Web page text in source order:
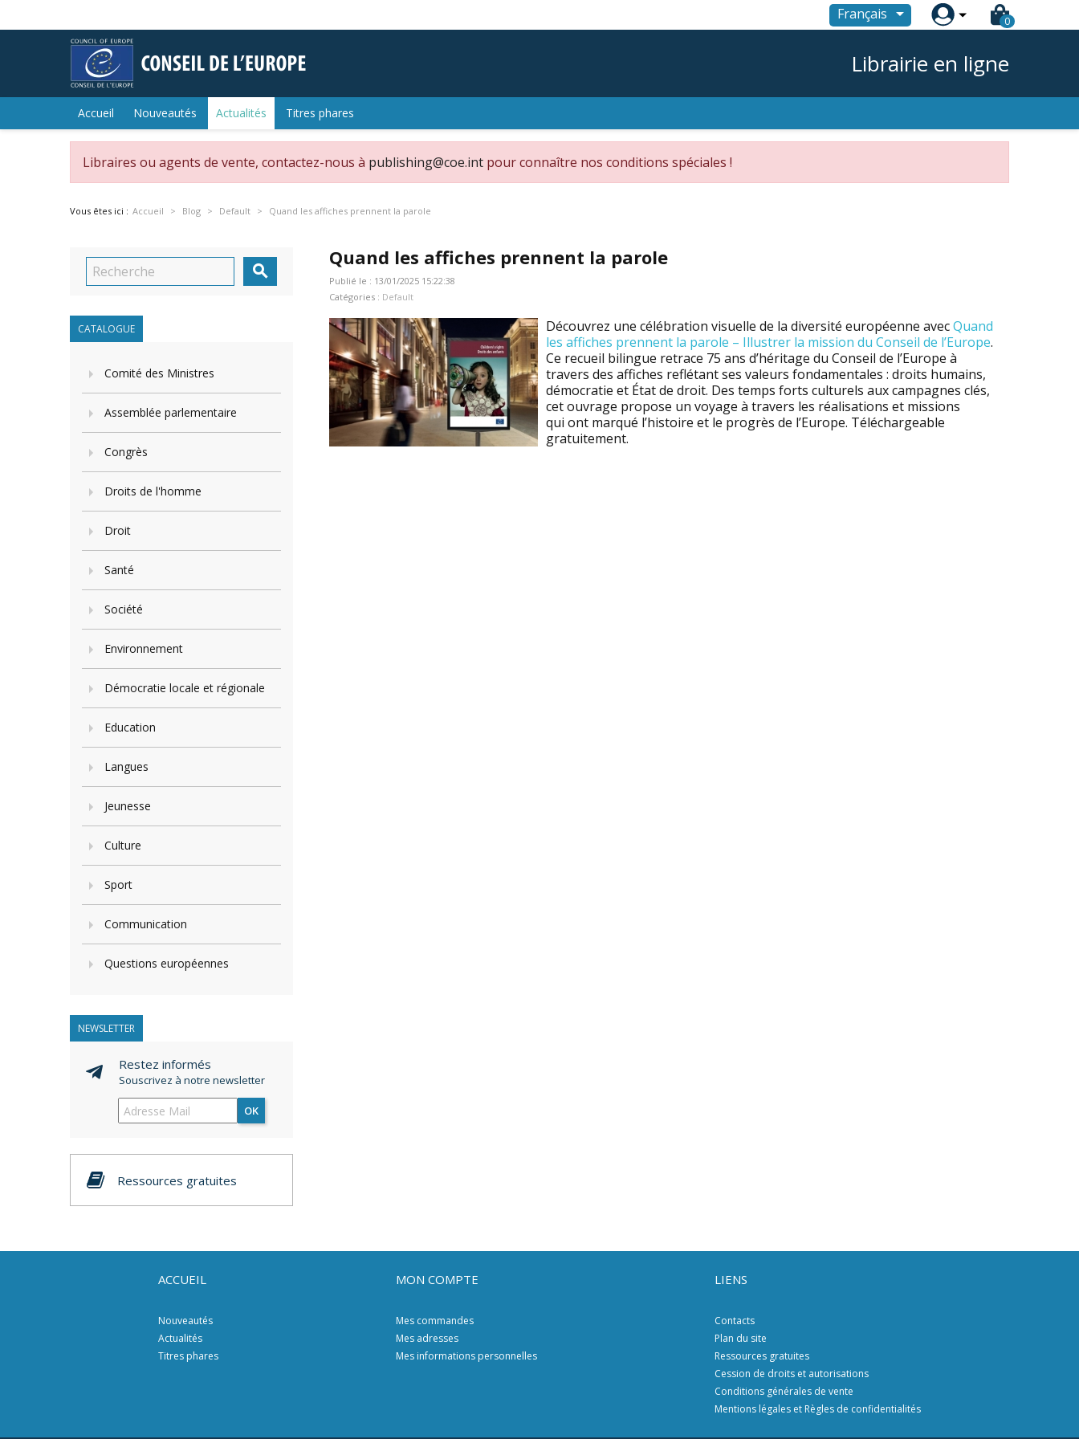
Français  0
Librairie en ligne
Accueil Nouveautés Actualités Titres phares
Libraires ou agents de vente, contactez-nous à publishing@coe.int pour connaître nos conditions spéciales !
Vous êtes ici : Accueil Blog Default Quand les affiches prennent la parole

CATALOGUE
Comité des Ministres
Assemblée parlementaire
Congrès
Droits de l'homme
Droit
Santé
Société
Environnement
Démocratie locale et régionale
Education
Langues
Jeunesse
Culture
Sport
Communication
Questions européennes
NEWSLETTER
Restez informés
Souscrivez à notre newsletter
OK
Ressources gratuites
Quand les affiches prennent la parole
Publié le : 13/01/2025 15:22:38
Catégories : Default
Découvrez une célébration visuelle de la diversité européenne avecQuand
les affiches prennent la parole – Illustrer la mission du Conseil de l’Europe.
Ce recueil bilingue retrace 75 ans d’héritage du Conseil de l’Europe à
travers des affiches reflétant ses valeurs fondamentales : droits humains,
démocratie et État de droit. Des temps forts culturels aux campagnes clés,
cet ouvrage propose un voyage à travers les réalisations et missions
qui ont marqué l’histoire et le progrès de l’Europe. Téléchargeable
gratuitement.
ACCUEIL
Nouveautés
Actualités
Titres phares
MON COMPTE
Mes commandes
Mes adresses
Mes informations personnelles
LIENS
Contacts
Plan du site
Ressources gratuites
Cession de droits et autorisations
Conditions générales de vente
Mentions légales et Règles de confidentialités